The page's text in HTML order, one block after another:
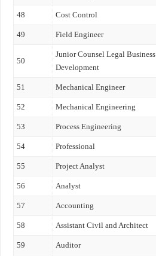
48 Cost Control
49 Field Engineer
50
Junior Counsel Legal Business
Development
51 Mechanical Engineer
52 Mechanical Engineering
53 Process Engineering
54 Professional
55 Project Analyst
56 Analyst
57 Accounting
58 Assistant Civil and Architect
59 Auditor